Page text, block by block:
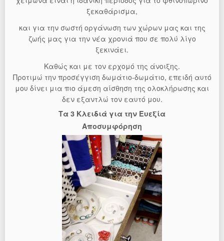
ξεκαθάρισμα,
και για την σωστή οργάνωση των χώρων μας και της
ζωής μας για την νέα χρονιά που σε πολύ λίγο
ξεκινάει.
Καθώς και με τον ερχομό της άνοιξης.
Προτιμώ την προσέγγιση δωμάτιο-δωμάτιο, επειδή αυτό
μου δίνει μια πιο άμεση αίσθηση της ολοκλήρωσης και
δεν εξαντλώ τον εαυτό μου.
Τα 3 Κλειδιά για την Ευεξία
Αποσυμφόρηση